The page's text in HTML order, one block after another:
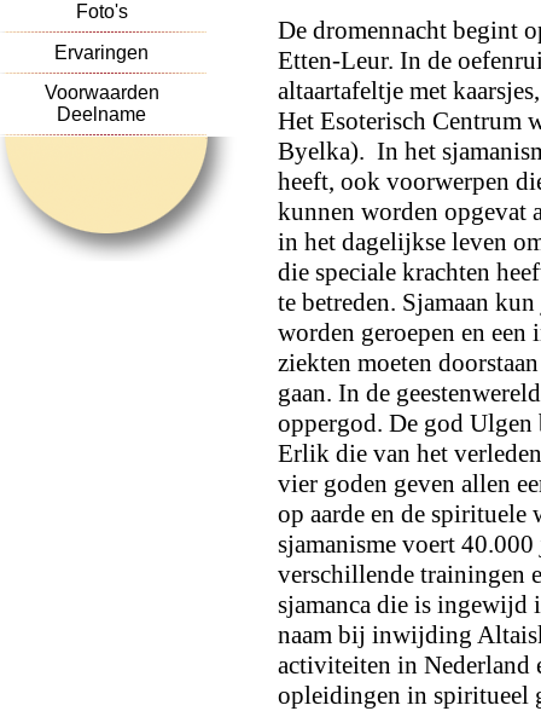
Foto's
Ervaringen
Voorwaarden
Deelname
De dromennacht begint
Etten-Leur. In de
altaartafeltje met
Het Esoterisch Centrum
Byelka). In het
heeft, ook voorwerpen
kunnen worden opgevat
in het dagelijkse leven
die speciale krachten
te betreden. Sjamaan
worden geroepen en
ziekten moeten
gaan. In de
oppergod. De god Ulgen
Erlik die van het
vier goden geven allen
op aarde en de spirituele
sjamanisme voert
verschillende trainingen
sjamanca die is ingewijd
naam bij inwijding
activiteiten in Nederland
opleidingen in spiritueel